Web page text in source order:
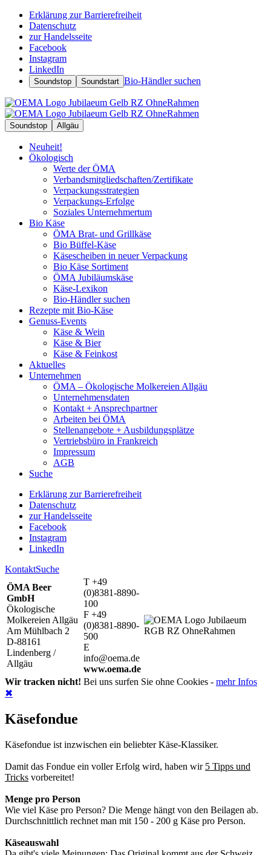
Erklärung zur Barrierefreiheit
Datenschutz
zur Handelsseite
Facebook
Instagram
LinkedIn
Soundstop Soundstart Bio-Händler suchen
Soundstop Allgäu
Neuheit!
Ökologisch
Werte der ÖMA
Verbandsmitgliedschaften/Zertifikate
Verpackungsstrategien
Verpackungs-Erfolge
Soziales Unternehmertum
Bio Käse
ÖMA Brat- und Grillkäse
Bio Büffel-Käse
Käsescheiben in neuer Verpackung
Bio Käse Sortiment
ÖMA Jubiläumskäse
Käse-Lexikon
Bio-Händler suchen
Rezepte mit Bio-Käse
Genuss-Events
Käse & Wein
Käse & Bier
Käse & Feinkost
Aktuelles
Unternehmen
ÖMA – Ökologische Molkereien Allgäu
Unternehmensdaten
Kontakt + Ansprechpartner
Arbeiten bei ÖMA
Stellenangebote + Ausbildungsplätze
Vertriebsbüro in Frankreich
Impressum
AGB
Suche
Erklärung zur Barrierefreiheit
Datenschutz
zur Handelsseite
Facebook
Instagram
LinkedIn
KontaktSuche
ÖMA Beer
GmbH
Ökologische
Molkereien Allgäu
Am Mühlbach 2
D-88161
Lindenberg /
Allgäu
T +49
(0)8381-8890-
100
F +49
(0)8381-8890-
500
E
info@oema.de
www.oema.de
Wir tracken nicht! Bei uns surfen Sie ohne Cookies - mehr Infos
✖
Käsefondue
Käsefondue ist inzwischen ein beliebter Käse-Klassiker.
Damit das Fondue ein voller Erfolg wird, haben wir 5 Tipps und
Tricks vorbereitet!
Menge pro Person
Wie viel Käse pro Person? Die Menge hängt von den Beilagen ab.
Durchschnittlich rechnet man mit 150 - 200 g Käse pro Person.
Käseauswahl